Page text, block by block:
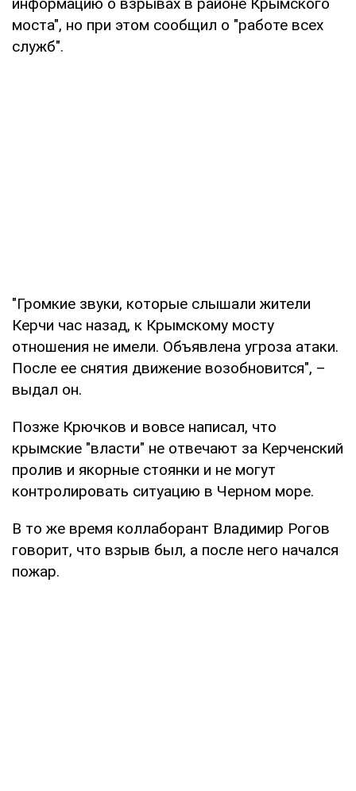
моста", но при этом сообщил о "работе всех
служб".
"Громкие звуки, которые слышали жители
Керчи час назад, к Крымскому мосту
отношения не имели. Объявлена угроза атаки.
После ее снятия движение возобновится", –
выдал он.
Позже Крючков и вовсе написал, что
крымские "власти" не отвечают за Керченский
пролив и якорные стоянки и не могут
контролировать ситуацию в Черном море.
В то же время коллаборант Владимир Рогов
говорит, что взрыв был, а после него начался
пожар.